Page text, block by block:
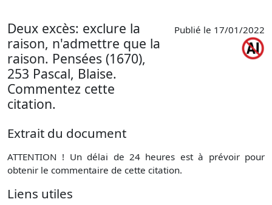
Deux excès: exclure la
raison, n'admettre que la
raison. Pensées (1670),
253 Pascal, Blaise.
Commentez cette
citation.
Publié le 17/01/2022
Extrait du document
ATTENTION ! Un délai de 24 heures est à prévoir pour
obtenir le commentaire de cette citation.
Liens utiles